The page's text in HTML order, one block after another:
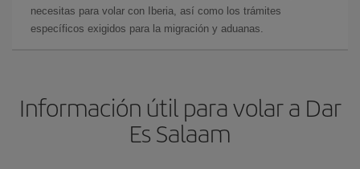
necesitas para volar con Iberia, así como los trámites
específicos exigidos para la migración y aduanas.
Información útil para volar a Dar
Es Salaam